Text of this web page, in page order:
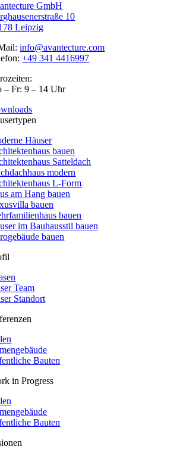
GmbH
10
Leipzig
info@avantecture.com
+49 341 4416997
– Fr: 9 – 14 Uhr
Häuser
bauen
Satteldach
modern
L-Form
am Hang bauen
bauen
bauen
im Bauhausstil bauen
bauen
Team
Standort
Bauten
in Progress
Bauten